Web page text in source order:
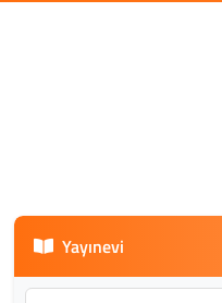
Yayınevi